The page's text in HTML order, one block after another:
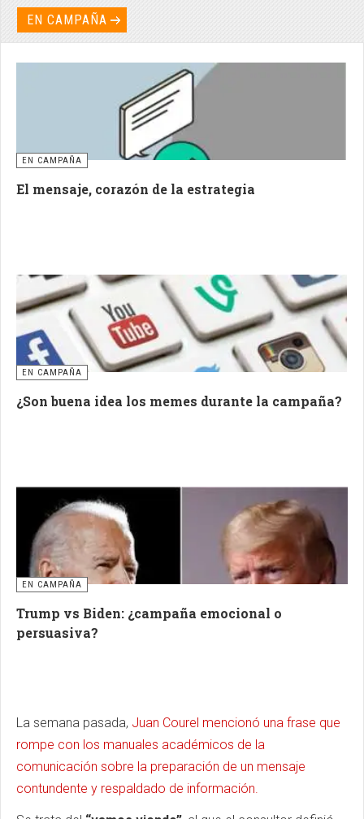
EN CAMPAÑA
EN CAMPAÑA
El mensaje, corazón de la estrategia
EN CAMPAÑA
¿Son buena idea los memes durante la campaña?
EN CAMPAÑA
Trump vs Biden: ¿campaña emocional o
persuasiva?
La semana pasada, Juan Courel mencionó una frase que
rompe con los manuales académicos de la
comunicación sobre la preparación de un mensaje
contundente y respaldado de información.